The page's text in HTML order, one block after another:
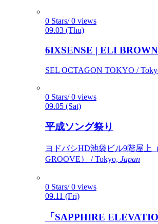
0 Stars/ 0 views
09.03 (Thu)
6IXSENSE | ELI BROWN
SEL OCTAGON TOKYO /
0 Stars/ 0 views
09.05 (Sat)
平成ソング祭り
ヨドバシHD池袋ビル9階屋上
GROOVE） / Tokyo, Japan
0 Stars/ 0 views
09.11 (Fri)
「SAPPHIRE